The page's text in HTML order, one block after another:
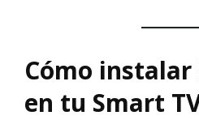
Cómo
en tu Smart